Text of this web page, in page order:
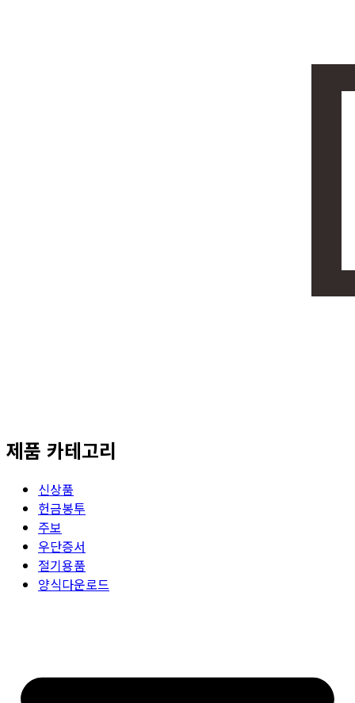
제품 카테고리
신상품
헌금봉투
주보
우단증서
절기용품
양식다운로드